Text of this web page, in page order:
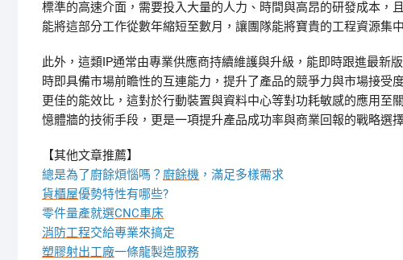
標準的高速介面，需要投入大量的人力、時間與高昂的研發成本，
能將這部分工作從數年縮短至數月，讓團隊能將寶貴的工程資源集
此外，這類IP通常由專業供應商持續維護與升級，能即時跟進最新
時即具備市場前瞻性的互連能力，提升了產品的競爭力與市場接
更佳的能效比，這對於行動裝置與資料中心等對功耗敏感的應用至
憶體牆的技術手段，更是一項提升產品成功率與商業回報的戰略選
【其他文章推薦】
總是為了廚餘煩惱嗎？ 廚餘機 ，滿足多樣需求
貨櫃屋優勢特性有哪些?
零件量產就選CNC車床
消防工程交給專業來搞定
塑膠射出工廠一條龍製造服務